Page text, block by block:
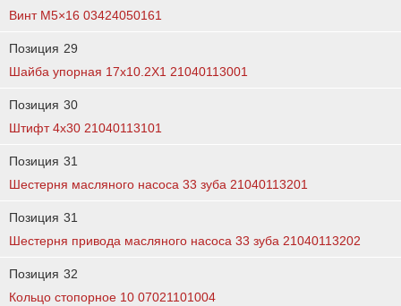
Винт М5×16 03424050161
Позиция 29
Шайба упорная 17x10.2X1 21040113001
Позиция 30
Штифт 4х30 21040113101
Позиция 31
Шестерня масляного насоса 33 зуба 21040113201
Позиция 31
Шестерня привода масляного насоса 33 зуба 21040113202
Позиция 32
Кольцо стопорное 10 07021101004